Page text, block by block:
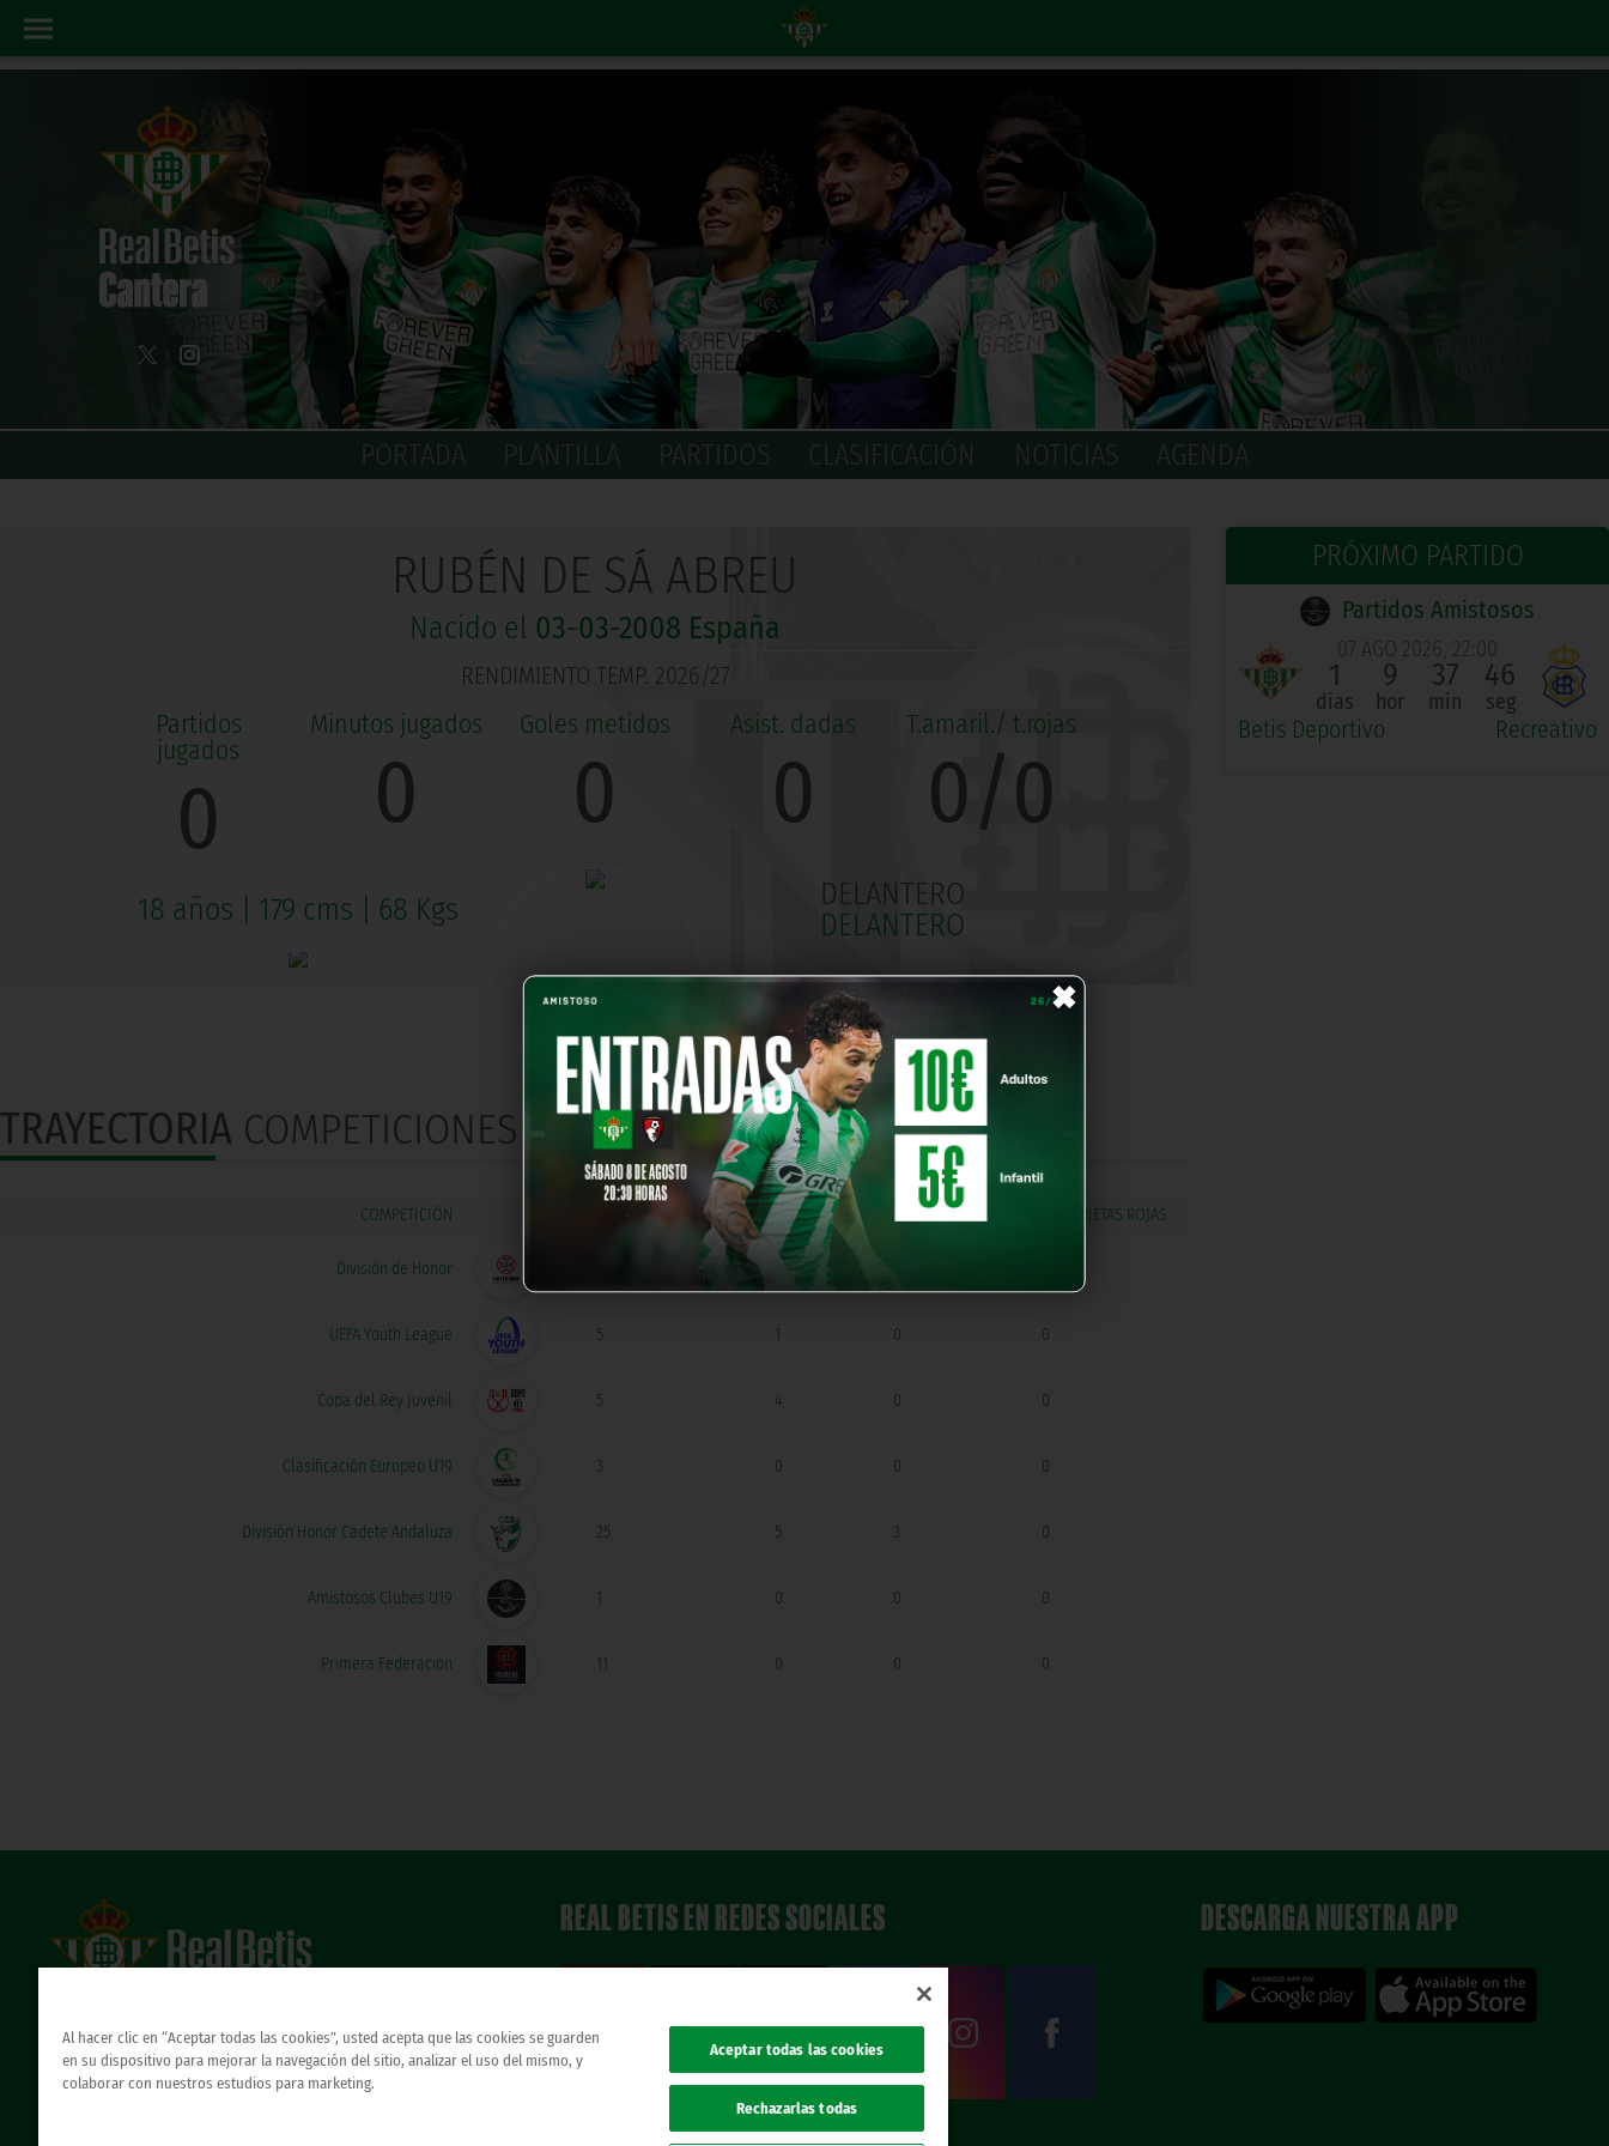
PORTADA PLANTILLA PARTIDOS CLASIFICACIÓN NOTICIAS AGENDA
×
PRÓXIMO PARTIDO
Partidos Amistosos
Betis Deportivo
07 AGO 2026, 22:00
1
días
9
hor
37
min
46
seg
Recreativo
RUBÉN DE SÁ ABREU
Nacido el 03-03-2008 España
RENDIMIENTO TEMP. 2026/27
0 0 0 0 0/0
18 años 179 cms 68 Kgs
DELANTERO
DELANTERO
TRAYECTORIA COMPETICIONES OFICIALES DESDE 2009
COMPETICIÓN GOLES
División de Honor 11
UEFA Youth League 5 1 0 0
Copa del Rey Juvenil 5 4 0 0
Clasificación Europeo U19 3 0 0 0
División Honor Cadete Andaluza 25 5 3 0
Amistosos Clubes U19 1 0 0 0
Primera Federación 11 0 0 0
Atención al Bético
REAL BETIS EN REDES SOCIALES DESCARGA NUESTRA APP
Al hacer clic en “Aceptar todas las cookies”, usted acepta que las cookies se guarden
en su dispositivo para mejorar la navegación del sitio, analizar el uso del mismo, y
colaborar con nuestros estudios para marketing.
Aceptar todas las cookies
Rechazarlas todas